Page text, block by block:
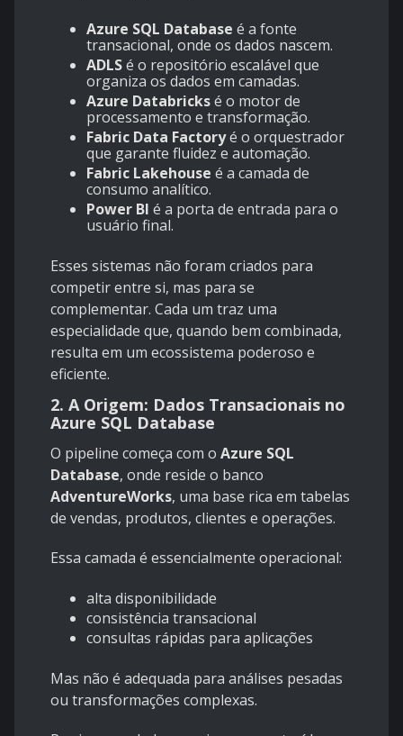
Azure SQL Database é a fonte
transacional, onde os dados nascem.
ADLSé o repositório escalável que
organiza os dados em camadas.
Azure Databricksé o motor de
processamento e transformação.
Fabric Data Factoryé o orquestrador
que garante fluidez e automação.
Fabric Lakehouse é a camada de
consumo analítico.
Power BI é a porta de entrada para o
usuário final.
Esses sistemas não foram criados para
competir entre si, mas para se
complementar. Cada um traz uma
especialidade que, quando bem combinada,
resulta em um ecossistema poderoso e
eficiente.
2. A Origem: Dados Transacionais no
Azure SQL Database
O pipeline começa com o Azure SQL
Database, onde reside o banco
AdventureWorks, uma base rica em tabelas
de vendas, produtos, clientes e operações.
Essa camada é essencialmente operacional:
alta disponibilidade
consistência transacional
consultas rápidas para aplicações
Mas não é adequada para análises pesadas
ou transformações complexas.